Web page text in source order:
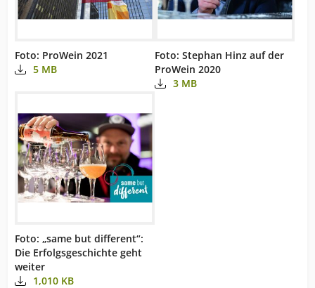
Foto: ProWein 2021
5 MB
Foto: Stephan Hinz auf der
ProWein 2020
3 MB
Foto: „same but different“:
Die Erfolgsgeschichte geht
weiter
1,010 KB